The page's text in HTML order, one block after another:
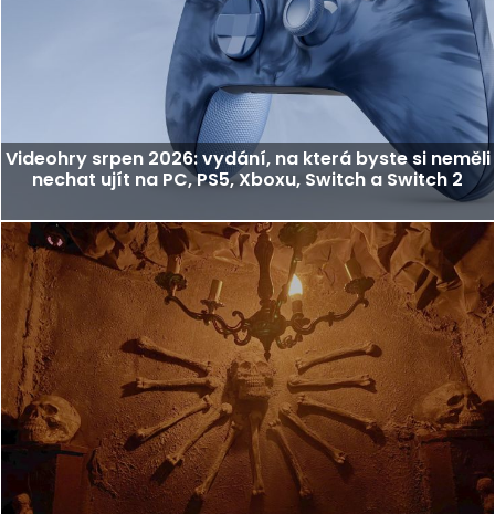
Videohry srpen 2026: vydání, na která byste si neměli
nechat ujít na PC, PS5, Xboxu, Switch a Switch 2